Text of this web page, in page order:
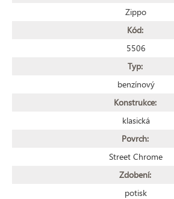
Zippo
Kód:
5506
Typ:
benzínový
Konstrukce:
klasická
Povrch:
Street Chrome
Zdobení:
potisk